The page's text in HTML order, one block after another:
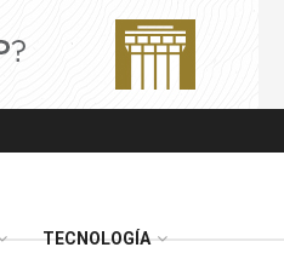
TECNOLOGÍA